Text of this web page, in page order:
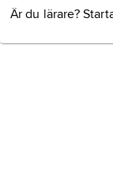
Är du lärare?